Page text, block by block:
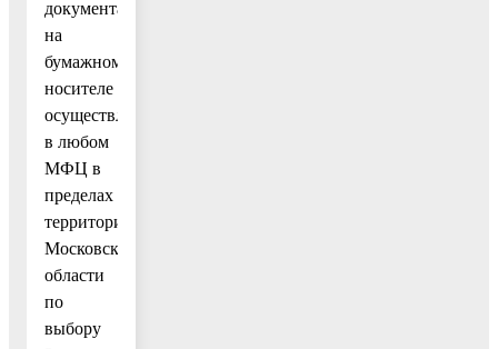
документа
на
бумажном
носителе
осуществляется
в любом
МФЦ в
пределах
территории
Московской
области
по
выбору